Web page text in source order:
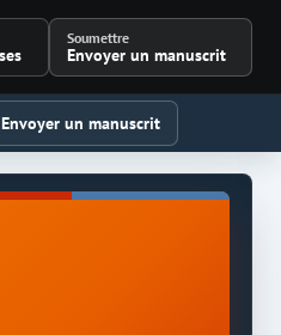
Soumettre
Envoyer un manuscrit
Envoyer un manuscrit